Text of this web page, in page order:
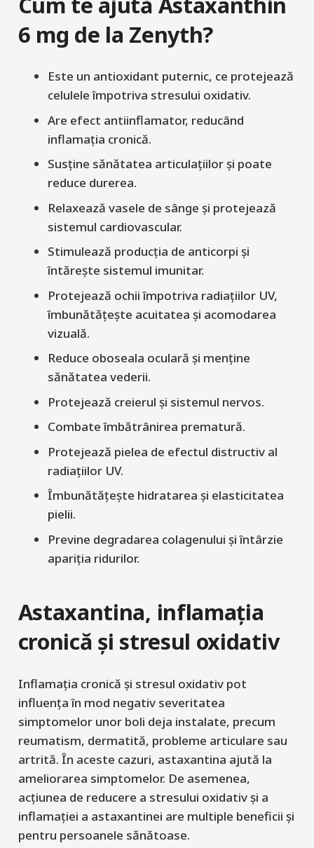
6 mg de la Zenyth?
Este un antioxidant puternic, ce protejează
celulele împotriva stresului oxidativ.
Are efect antiinflamator, reducând
inflamația cronică.
Susține sănătatea articulațiilor și poate
reduce durerea.
Relaxează vasele de sânge și protejează
sistemul cardiovascular.
Stimulează producția de anticorpi și
întărește sistemul imunitar.
Protejează ochii împotriva radiațiilor UV,
îmbunătățește acuitatea și acomodarea
vizuală.
Reduce oboseala oculară și menține
sănătatea vederii.
Protejează creierul și sistemul nervos.
Combate îmbătrânirea prematură.
Protejează pielea de efectul distructiv al
radiațiilor UV.
Îmbunătățește hidratarea și elasticitatea
pielii.
Previne degradarea colagenului și întârzie
apariția ridurilor.
Astaxantina, inflamația
cronică și stresul oxidativ
Inflamația cronică și stresul oxidativ pot
influența în mod negativ severitatea
simptomelor unor boli deja instalate, precum
reumatism, dermatită, probleme articulare sau
artrită. În aceste cazuri, astaxantina ajută la
ameliorarea simptomelor. De asemenea,
acțiunea de reducere a stresului oxidativ și a
inflamației a astaxantinei are multiple beneficii și
pentru persoanele sănătoase.